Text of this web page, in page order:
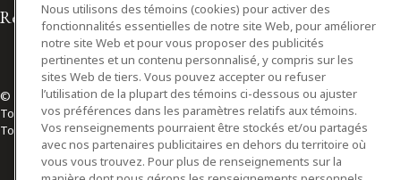
Relations avec les médias
© 2026 Osler, Hoskin & Harcourt S.E.N.C.R.L./s.r.l.
Tous droits réservés
Toronto | Montréal | Calgary | Vancouver | Ottawa | New York
Nous utilisons des témoins (cookies) pour activer des
fonctionnalités essentielles de notre site Web, pour améliorer
notre site Web et pour vous proposer des publicités
pertinentes et un contenu personnalisé, y compris sur les
sites Web de tiers. Vous pouvez accepter ou refuser
l’utilisation de la plupart des témoins ci-dessous ou ajuster
vos préférences dans les paramètres relatifs aux témoins.
Vos renseignements pourraient être stockés et/ou partagés
avec nos partenaires publicitaires en dehors du territoire où
vous vous trouvez. Pour plus de renseignements sur la